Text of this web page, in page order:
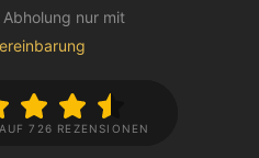
nur mit
726 REZENSIONEN